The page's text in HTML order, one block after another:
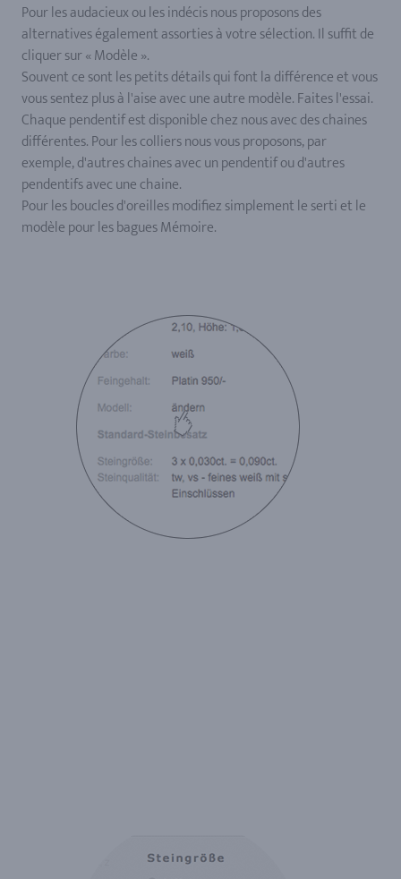
Pour les audacieux ou les indécis nous proposons des
alternatives également assorties à votre sélection. Il suffit de
cliquer sur « Modèle ».
Souvent ce sont les petits détails qui font la différence et vous
vous sentez plus à l'aise avec une autre modèle. Faites l'essai.
Chaque pendentif est disponible chez nous avec des chaines
différentes. Pour les colliers nous vous proposons, par
exemple, d'autres chaines avec un pendentif ou d'autres
pendentifs avec une chaine.
Pour les boucles d'oreilles modifiez simplement le serti et le
modèle pour les bagues Mémoire.